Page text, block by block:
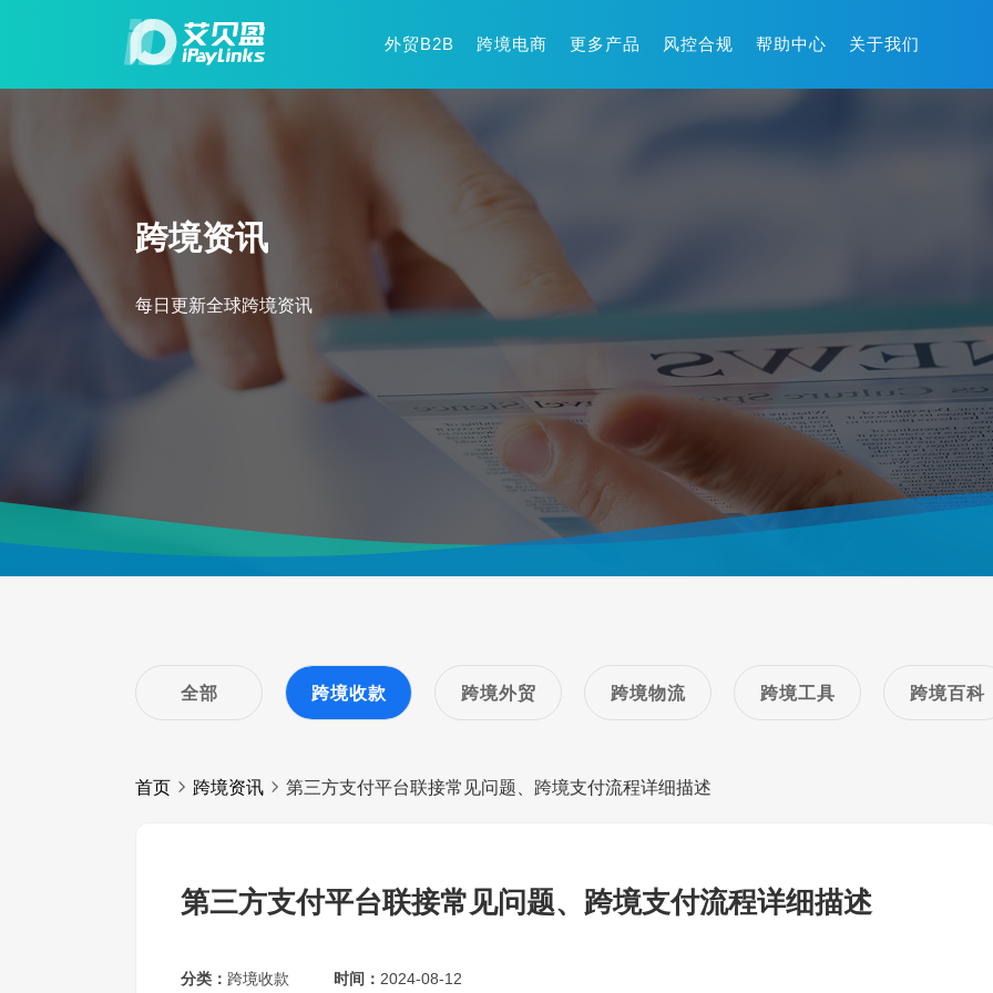
外贸B2B 跨境电商 更多产品 风控合规 帮助中心 关于我们
跨境资讯
每日更新全球跨境资讯
全部 跨境收款 跨境外贸 跨境物流 跨境工具 跨境百科
首页 跨境资讯 第三方支付平台联接常见问题、跨境支付流程详细描述
第三方支付平台联接常见问题、跨境支付流程详细描述
分类： 跨境收款 时间： 2024-08-12